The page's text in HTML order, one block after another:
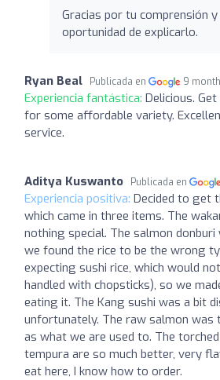
Gracias por tu comprensión
oportunidad de explicarlo.
Ryan Beal Publicada en 9
Experiencia fantástica: Delicious.
for some affordable variety.
service.
Aditya Kuswanto Publicada en
Experiencia positiva: Decided to get
which came in three items. The
nothing special. The salmon
we found the rice to be the wrong
expecting sushi rice, which would
handled with chopsticks), so we
eating it. The Kang sushi was a bit
unfortunately. The raw salmon was
as what we are used to. The
tempura are so much better, very
eat here, I know how to order.